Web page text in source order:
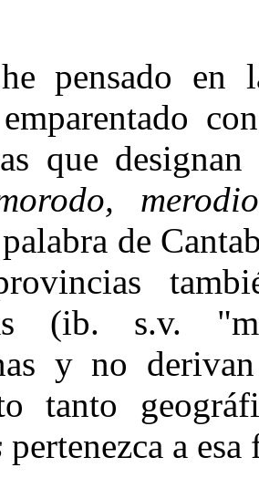
pensado en
emparentado
que
de
(ib. s.v.
y no
tanto
pertenezca a